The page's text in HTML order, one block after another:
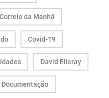
Correio da Manhã
Covid-19
David Elleray
Documentação